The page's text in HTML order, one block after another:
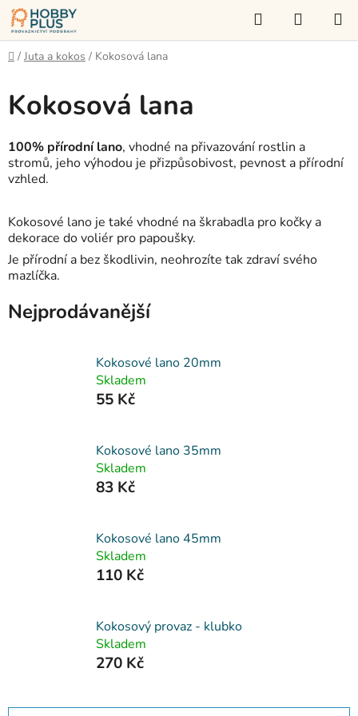
Přejít
na
obsah
Hledat
KOŠÍK
Domů
/ Juta a kokos / Kokosová lana
Kokosová lana
100% přírodní lano, vhodné na přivazování rostlin a
stromů, jeho výhodou je přizpůsobivost, pevnost a přírodní
vzhled.
Kokosové lano je také vhodné na škrabadla pro kočky a
dekorace do voliér pro papoušky.
Je přírodní a bez škodlivin, neohrozíte tak zdraví svého
mazlíčka.
Nejprodávanější
Kokosové lano 20mm
Skladem
55 Kč
Kokosové lano 35mm
Skladem
83 Kč
Kokosové lano 45mm
Skladem
110 Kč
Kokosový provaz - klubko
Skladem
270 Kč